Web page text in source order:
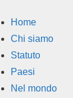
Home
Chi siamo
Statuto
Paesi
Nel mondo